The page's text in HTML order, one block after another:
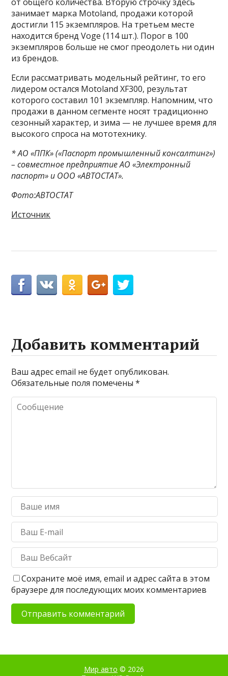
занимает марка Motoland, продажи которой
достигли 115 экземпляров. На третьем месте
находится бренд Voge (114 шт.). Порог в 100
экземпляров больше не смог преодолеть ни один
из брендов.
Если рассматривать модельный рейтинг, то его
лидером остался Motoland XF300, результат
которого составил 101 экземпляр. Напомним, что
продажи в данном сегменте носят традиционно
сезонный характер, и зима — не лучшее время для
высокого спроса на мототехнику.
* АО «ППК» («Паспорт промышленный консалтинг»)
– совместное предприятие АО «Электронный
паспорт» и ООО «АВТОСТАТ».
Фото:АВТОСТАТ
Источник
Добавить комментарий
Ваш адрес email не будет опубликован.
Обязательные поля помечены*
Сохраните моё имя, email и адрес сайта в этом
браузере для последующих моих комментариев
Мир авто © 2026